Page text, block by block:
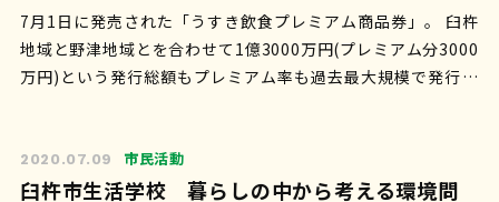
7月1日に発売された「うすき飲食プレミアム商品券」。 臼杵
地域と野津地域とを合わせて1億3000万円(プレミアム分3000
万円)という発行総額もプレミアム率も過去最大規模で発行さ
2020.07.09 市民活動
臼杵市生活学校 暮らしの中から考える環境問